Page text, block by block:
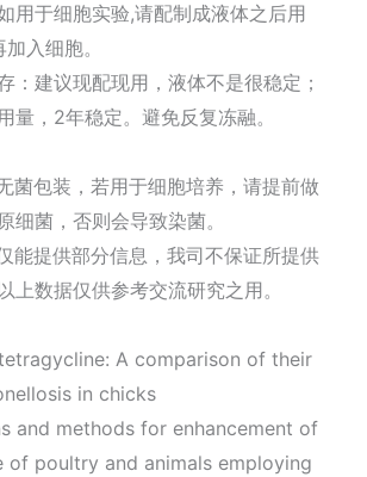
用于细胞实验,请配制成液体之后用
入细胞。
：建议现配现用，液体不是很稳定；
量，2年稳定。避免反复冻融。
菌包装，若用于细胞培养，请提前做
细菌，否则会导致染菌。
能提供部分信息，我司不保证所提供
上数据仅供参考交流研究之用。
A comparison of their
in chicks
and methods for enhancement of
of poultry and animals employing